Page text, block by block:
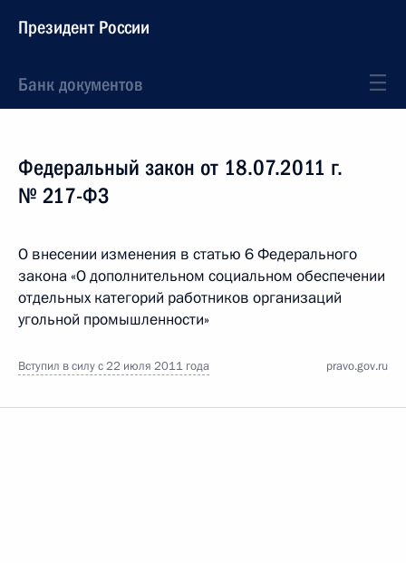
Президент России
Банк документов
Федеральный закон от 18.07.2011 г.
№ 217-ФЗ
О внесении изменения в статью 6 Федерального
закона «О дополнительном социальном обеспечении
отдельных категорий работников организаций
угольной промышленности»
Вступил в силу с 22 июля 2011 года pravo.gov.ru